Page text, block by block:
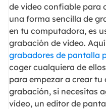
de video confiable para
una forma sencilla de
en tu computadora, es
grabación de video.
grabadores de pantalla
coger cualquiera de
para empezar a crear tu
grabación, si necesitas
vídeo, un editor de